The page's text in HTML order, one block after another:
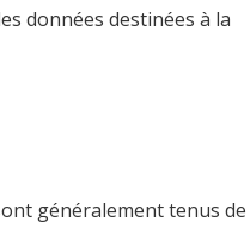
données destinées à la
généralement tenus de